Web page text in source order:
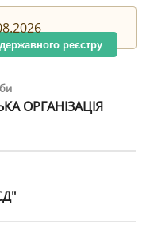
реєстру
ОРГАНІЗАЦІЯ